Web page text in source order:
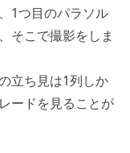
1つ目のパラソル
そこで撮影をしま
立ち見は1列しか
ードを見ることが